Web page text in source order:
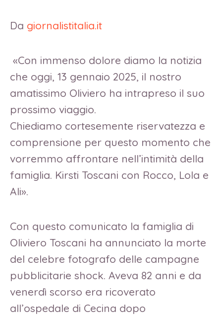
Da giornalistitalia.it
«Con immenso dolore diamo la notizia
che oggi, 13 gennaio 2025, il nostro
amatissimo Oliviero ha intrapreso il suo
prossimo viaggio.
Chiediamo cortesemente riservatezza e
comprensione per questo momento che
vorremmo affrontare nell’intimità della
famiglia. Kirsti Toscani con Rocco, Lola e
Ali».
Con questo comunicato la famiglia di
Oliviero Toscani ha annunciato la morte
del celebre fotografo delle campagne
pubblicitarie shock. Aveva 82 anni e da
venerdì scorso era ricoverato
all’ospedale di Cecina dopo